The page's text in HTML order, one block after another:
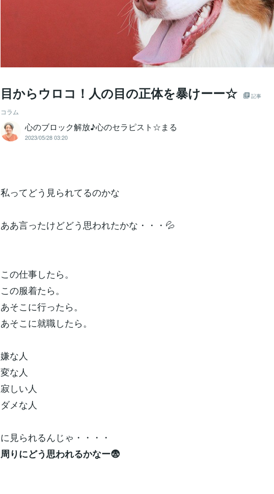
目からウロコ！人の目の正体を暴けーー☆ 記事
コラム
心のブロック解放♪心のセラピスト☆まる
2023/05/28 03:20
私ってどう見られてるのかな
ああ言ったけどどう思われたかな・・・💦
この仕事したら。
この服着たら。
あそこに行ったら。
あそこに就職したら。
嫌な人
変な人
寂しい人
ダメな人
に見られるんじゃ・・・・
周りにどう思われるかなー😨